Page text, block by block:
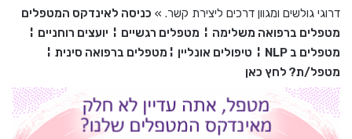
דרוגי גולשים ומגוון דרכים ליצירת קשר. » כניסה לאינדקס המטפלים
מטפלים ברפואה משלימה ¦ מטפלים רגשיים ¦ יועצים רוחניים ¦
מטפלים ב NLP
¦ טיפולים אונליין ¦ מטפלים ברפואה סינית ¦
מטפל/ת? לחץ כאן